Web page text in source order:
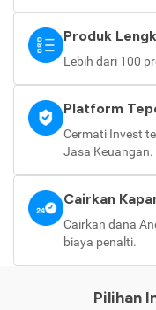
Produk
Lebih dari 100
Platform
Cermati Invest
Jasa Keuangan.
Cairkan
Cairkan dana
biaya penalti.
Pilihan